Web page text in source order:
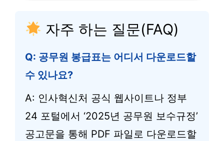
자주 하는 질문(FAQ)
Q: 공무원 봉급표는 어디서 다운로드할
수 있나요?
A: 인사혁신처 공식 웹사이트나 정부
24 포털에서 ‘2025년 공무원 보수규정’
공고문을 통해 PDF 파일로 다운로드할